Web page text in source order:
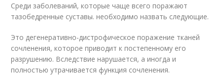
Среди заболеваний, которые чаще всего поражают
тазобедренные суставы. необходимо назвать следующие.
Это дегенеративно-дистрофическое поражение тканей
сочленения, которое приводит к постепенному его
разрушению. Вследствие нарушается, а иногда и
полностью утрачивается функция сочленения.